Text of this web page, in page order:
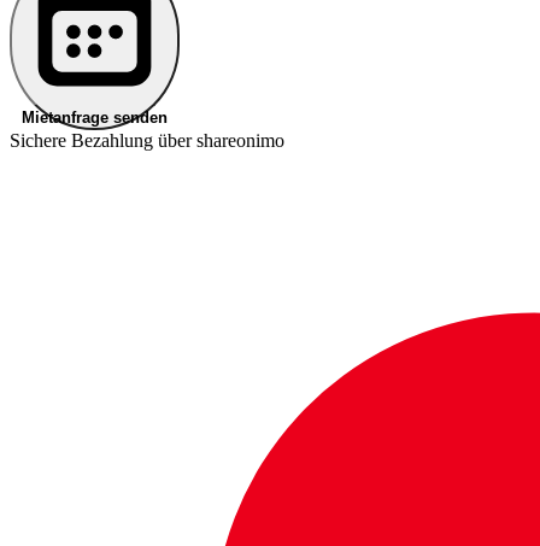
Mietanfrage senden
Sichere Bezahlung über shareonimo